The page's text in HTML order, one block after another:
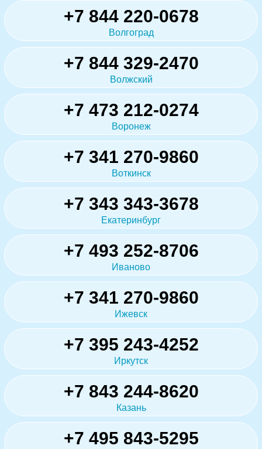
+7 844 220-0678
Волгоград
+7 844 329-2470
Волжский
+7 473 212-0274
Воронеж
+7 341 270-9860
Воткинск
+7 343 343-3678
Екатеринбург
+7 493 252-8706
Иваново
+7 341 270-9860
Ижевск
+7 395 243-4252
Иркутск
+7 843 244-8620
Казань
+7 495 843-5295